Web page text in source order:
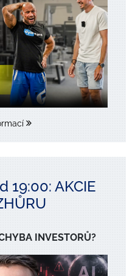
19:00: AKCIE
INVESTORŮ?